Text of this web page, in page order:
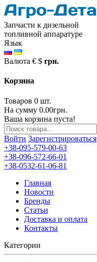
Запчасти к дизельной
топливной аппаратуре
Язык
Валюта € $ грн.
Корзина
Товаров 0 шт.
На сумму 0.00грн.
Ваша корзина пуста!
Войти Зарегистрироваться
+38-095-579-00-63
+38-096-572-66-01
+38-0532-61-06-81
Главная
Новости
Бренды
Статьи
Доставка и оплата
Контакты
Категории